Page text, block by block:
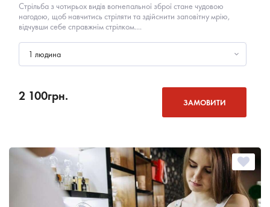
Стрільба з чотирьох видів вогнепальної зброї стане чудовою
нагодою, щоб навчитись стріляти та здійснити заповітну мрію,
відчувши себе справжнім стрілком....
1 людина
2 100грн. ЗАМОВИТИ